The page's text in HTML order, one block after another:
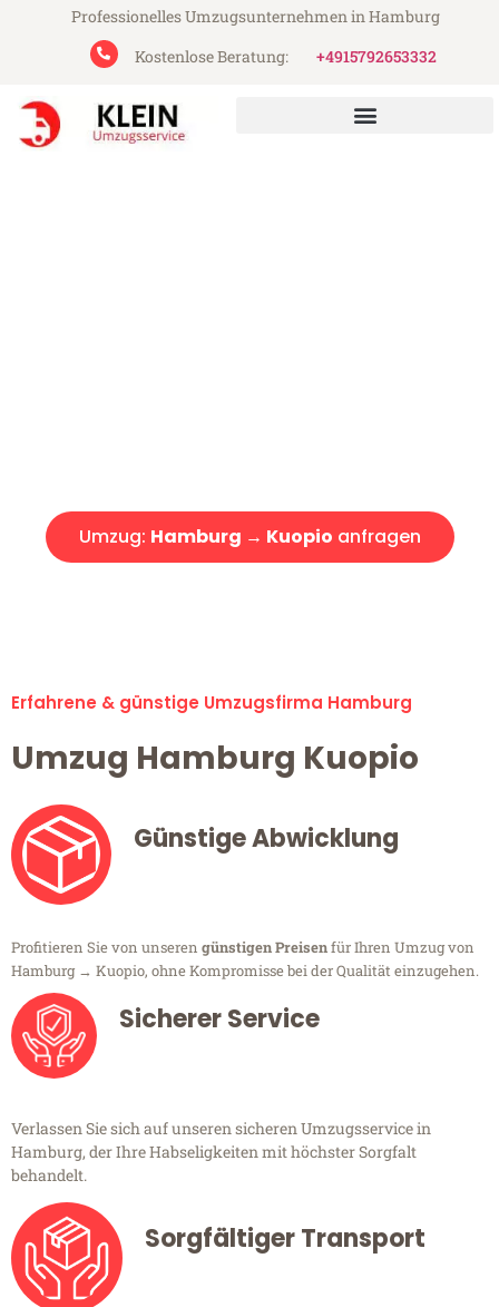
Professionelles Umzugsunternehmen in Hamburg
Kostenlose Beratung:
+4915792653332
Umzug: Hamburg → Kuopio anfragen
Erfahrene & günstige Umzugsfirma Hamburg
Umzug Hamburg Kuopio
Günstige Abwicklung
Profitieren Sie von unseren günstigen Preisenfür Ihren Umzug von
Hamburg → Kuopio, ohne Kompromisse bei der Qualität einzugehen.
Sicherer Service
Verlassen Sie sich auf unseren sicheren Umzugsservice in
Hamburg, der Ihre Habseligkeiten mit höchster Sorgfalt
behandelt.
Sorgfältiger Transport